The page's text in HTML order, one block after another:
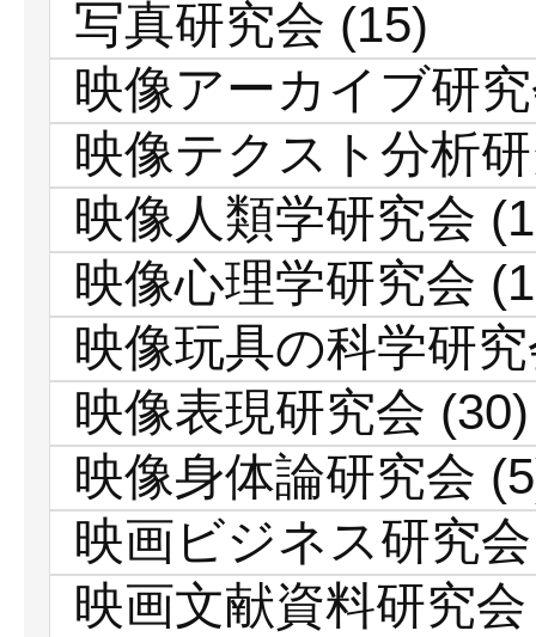
写真研究会 (15)
映像アーカイブ研
映像テクスト分析
映像人類学研究会
映像心理学研究会
映像玩具の科学研
映像表現研究会 (30)
映像身体論研究会
映画ビジネス研究会
映画文献資料研究会